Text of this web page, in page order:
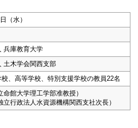
（水）
兵庫教育大学
土木学会関西支部
、高等学校、特別支援学校の教員22名
命館大学理工学部准教授）
立行政法人水資源機構関西支社次長）